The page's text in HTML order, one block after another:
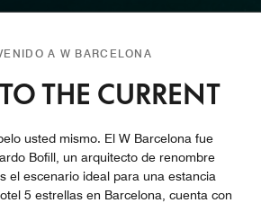
A W BARCELONA
THE CURRENT
usted mismo. El W Barcelona fue
Bofill, un arquitecto de renombre
el escenario ideal para una estancia
5 estrellas en Barcelona, cuenta con